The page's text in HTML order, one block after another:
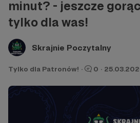
minut? - jeszcze
tylko dla was!
Skrajnie Poczytalny
Tylko dla Patronów! · 0 ·